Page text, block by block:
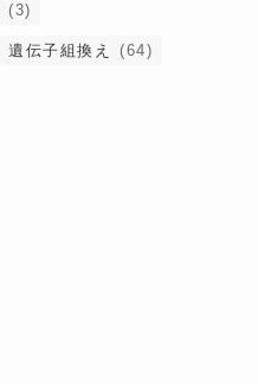
(3)
遺伝子組換え (64)